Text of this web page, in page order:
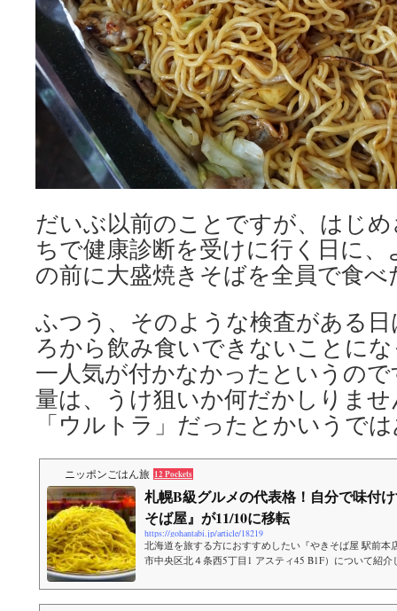
だいぶ以前のことですが、はじ
ちで健康診断を受けに行く日に
の前に大盛焼きそばを全員で食
ふつう、そのような検査がある
ろから飲み食いできないことに
一人気が付かなかったというの
量は、うけ狙いか何だかしりま
「ウルトラ」だったとかいうで
ニッポンごはん旅 12 Pockets
札幌B級グルメの代表格！自分で味付
そば屋』が11/10に移転
https://gohantabi.jp/article/18219
北海道を旅する方におすすめしたい『やきそば屋 駅前本
市中央区北４条西5丁目1 アスティ45 B1F）について紹介